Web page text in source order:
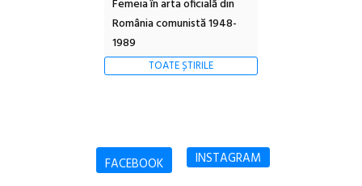
Femeia în arta oficială din
România comunistă 1948-
1989
TOATE ȘTIRILE
FACEBOOK INSTAGRAM